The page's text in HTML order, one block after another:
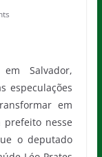
Salvador,
especulações
em
prefeito nesse
o deputado